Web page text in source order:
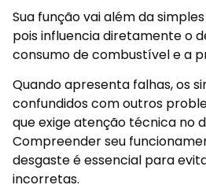
Sua função vai além da
pois influencia diretamente o
consumo de combustível e a
Quando apresenta falhas, os
confundidos com outros
que exige atenção técnica no
Compreender seu
desgaste é essencial para
incorretas.